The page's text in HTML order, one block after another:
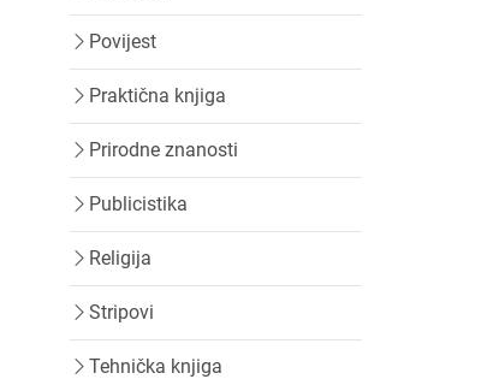
Povijest
Praktična knjiga
Prirodne znanosti
Publicistika
Religija
Stripovi
Tehnička knjiga